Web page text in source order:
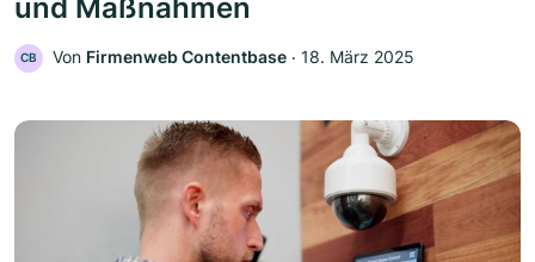
und Maßnahmen
CB Von Firmenweb Contentbase ‧ 18. März 2025